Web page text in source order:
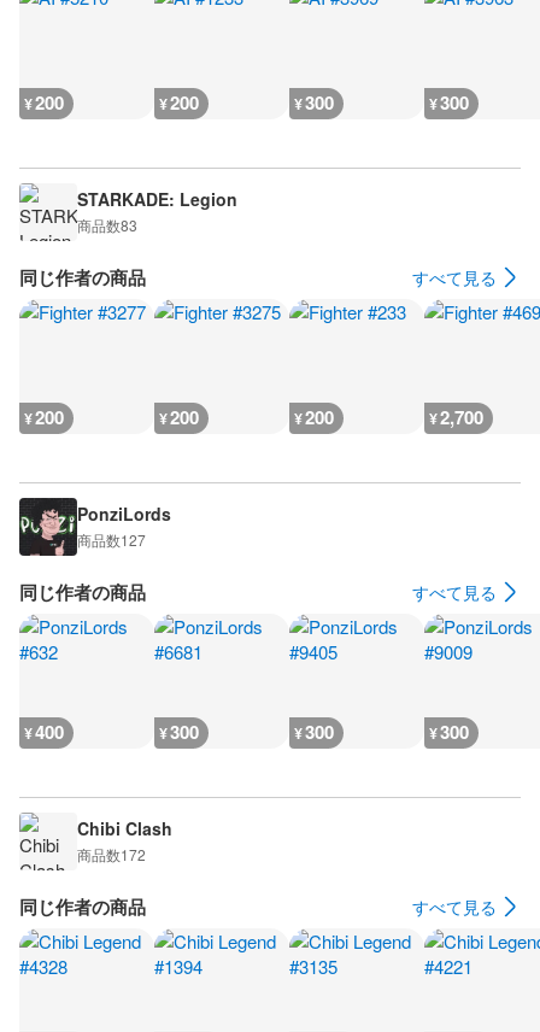
¥200 ¥200 ¥300 ¥300
STARKADE: Legion
商品数83
同じ作者の商品 すべて見る
¥200 ¥200 ¥200 ¥2,700
PonziLords
商品数127
同じ作者の商品 すべて見る
¥400 ¥300 ¥300 ¥300
Chibi Clash
商品数172
同じ作者の商品 すべて見る